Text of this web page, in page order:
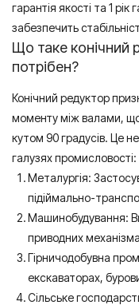
гарантія якості та 1
забезпечить
Що таке конічний
потрібен?
Конічний редуктор
моменту між валами,
кутом 90 градусів. Це
галузях промисловості:
Металургія:
підіймально-
Машинобудування:
приводних
Гірничодобувна
екскаваторах,
Сільське